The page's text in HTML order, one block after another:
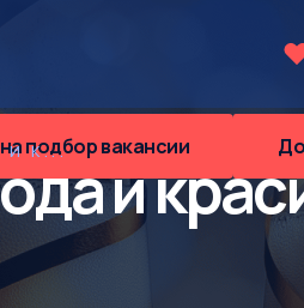
подбор вакансии
И К... и